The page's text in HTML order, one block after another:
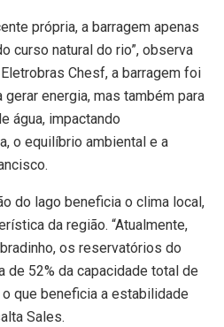
própria, a barragem apenas
curso natural do rio”, observa
Chesf, a barragem foi
gerar energia, mas também para
água, impactando
o equilíbrio ambiental e a
do lago beneficia o clima local,
da região. “Atualmente,
os reservatórios do
de 52% da capacidade total de
que beneficia a estabilidade
Sales.